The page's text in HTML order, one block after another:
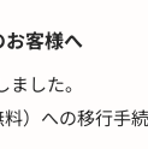
客様へ
した。
）への移行手続